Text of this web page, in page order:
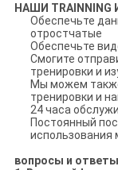
НАШИ
Обеспечьте
отростчатые
Обеспечьте
Смогите
тренировки и
Мы можем
тренировки и
24 часа
Постоянный
использования
вопросы и